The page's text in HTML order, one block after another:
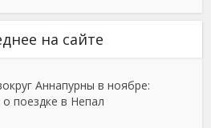
на сайте
Аннапурны в ноябре:
поездке в Непал